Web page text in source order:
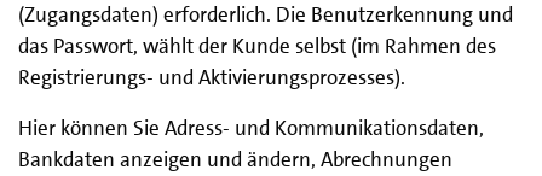
(Zugangsdaten) erforderlich. Die Benutzerkennung und
das Passwort, wählt der Kunde selbst (im Rahmen des
Registrierungs- und Aktivierungsprozesses).
Hier können Sie Adress- und Kommunikationsdaten,
Bankdaten anzeigen und ändern, Abrechnungen